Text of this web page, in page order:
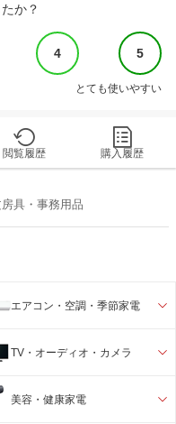
か？
4 5
とても使いやすい
閲覧履歴 購入履歴
具・事務用品
エアコン・空調・季節家電
TV・オーディオ・カメラ
美容・健康家電